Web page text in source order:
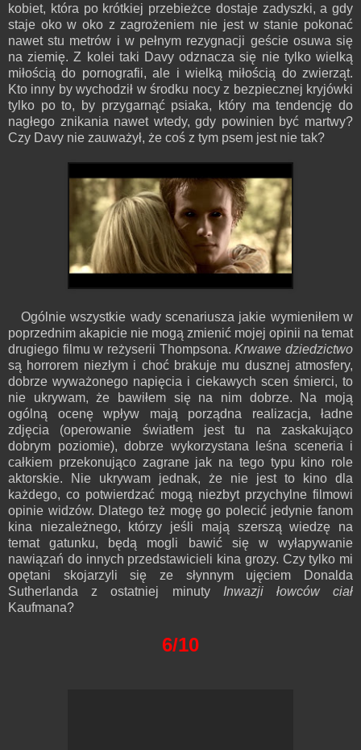
kobiet, która po krótkiej przebieżce dostaje zadyszki, a gdy
staje oko w oko z zagrożeniem nie jest w stanie pokonać
nawet stu metrów i w pełnym rezygnacji geście osuwa się
na ziemię. Z kolei taki Davy odznacza się nie tylko wielką
miłością do pornografii, ale i wielką miłością do zwierząt.
Kto inny by wychodził w środku nocy z bezpiecznej kryjówki
tylko po to, by przygarnąć psiaka, który ma tendencję do
nagłego znikania nawet wtedy, gdy powinien być martwy?
Czy Davy nie zauważył, że coś z tym psem jest nie tak?
Ogólnie wszystkie wady scenariusza jakie wymieniłem w
poprzednim akapicie nie mogą zmienić mojej opinii na temat
drugiego filmu w reżyserii Thompsona.Krwawe dziedzictwo
są horrorem niezłym i choć brakuje mu dusznej atmosfery,
dobrze wyważonego napięcia i ciekawych scen śmierci, to
nie ukrywam, że bawiłem się na nim dobrze. Na moją
ogólną ocenę wpływ mają porządna realizacja, ładne
zdjęcia (operowanie światłem jest tu na zaskakująco
dobrym poziomie), dobrze wykorzystana leśna sceneria i
całkiem przekonująco zagrane jak na tego typu kino role
aktorskie. Nie ukrywam jednak, że nie jest to kino dla
każdego, co potwierdzać mogą niezbyt przychylne filmowi
opinie widzów. Dlatego też mogę go polecić jedynie fanom
kina niezależnego, którzy jeśli mają szerszą wiedzę na
temat gatunku, będą mogli bawić się w wyłapywanie
nawiązań do innych przedstawicieli kina grozy. Czy tylko mi
opętani skojarzyli się ze słynnym ujęciem Donalda
Sutherlanda z ostatniej minuty Inwazji łowców ciał
Kaufmana?
6/10